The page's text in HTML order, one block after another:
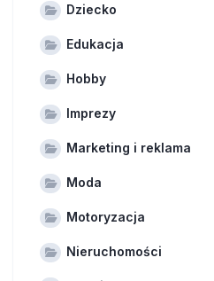
Dziecko
Edukacja
Hobby
Imprezy
Marketing i reklama
Moda
Motoryzacja
Nieruchomości